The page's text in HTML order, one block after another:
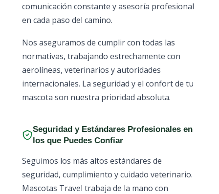
comunicación constante y asesoría profesional
en cada paso del camino.
Nos aseguramos de cumplir con todas las
normativas, trabajando estrechamente con
aerolíneas, veterinarios y autoridades
internacionales. La seguridad y el confort de tu
mascota son nuestra prioridad absoluta.
Seguridad y Estándares Profesionales en
los que Puedes Confiar
Seguimos los más altos estándares de
seguridad, cumplimiento y cuidado veterinario.
Mascotas Travel trabaja de la mano con